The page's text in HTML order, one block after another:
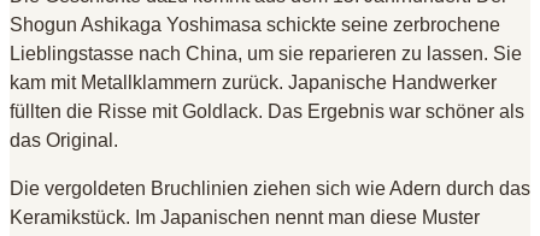
Shogun Ashikaga Yoshimasa schickte seine zerbrochene
Lieblingstasse nach China, um sie reparieren zu lassen. Sie
kam mit Metallklammern zurück. Japanische Handwerker
füllten die Risse mit Goldlack. Das Ergebnis war schöner als
das Original.
Die vergoldeten Bruchlinien ziehen sich wie Adern durch das
Keramikstück. Im Japanischen nennt man diese Muster